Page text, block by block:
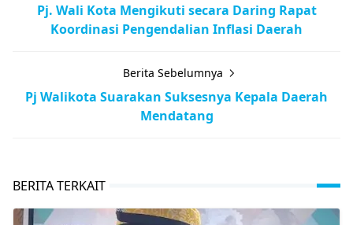
Pj. Wali Kota Mengikuti secara Daring Rapat
Koordinasi Pengendalian Inflasi Daerah
Berita Sebelumnya
Pj Walikota Suarakan Suksesnya Kepala Daerah
Mendatang
BERITA TERKAIT